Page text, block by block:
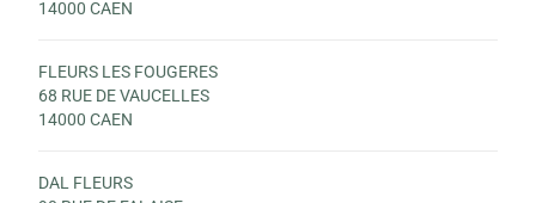
14000 CAEN
FLEURS LES FOUGERES
68 RUE DE VAUCELLES
14000 CAEN
DAL FLEURS